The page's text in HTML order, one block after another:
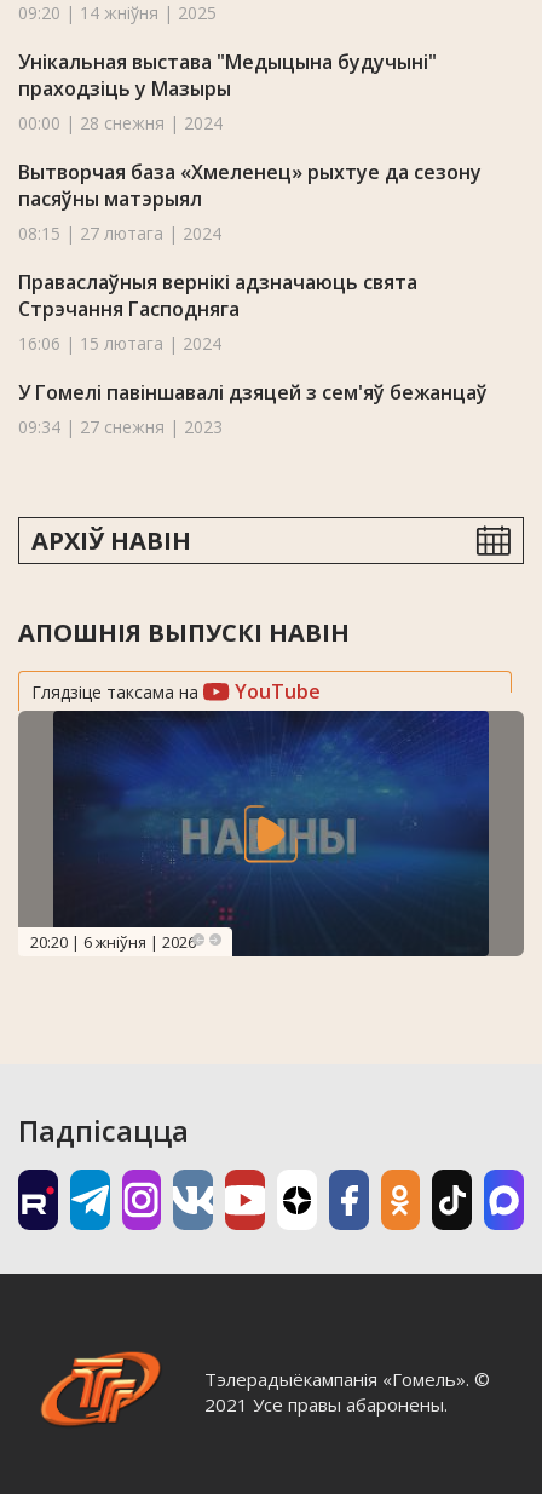
09:20 | 14 жніўня | 2025
Унікальная выстава "Медыцына будучыні"
праходзіць у Мазыры
00:00 | 28 снежня | 2024
Вытворчая база «Хмеленец» рыхтуе да сезону
пасяўны матэрыял
08:15 | 27 лютага | 2024
Праваслаўныя вернікі адзначаюць свята
Стрэчання Гасподняга
16:06 | 15 лютага | 2024
У Гомелі павіншавалі дзяцей з сем'яў бежанцаў
09:34 | 27 снежня | 2023
АРХІЎ НАВІН
АПОШНІЯ ВЫПУСКІ НАВІН
Глядзіце таксама на YouTube
20:20 | 6 жніўня | 2026
Падпісацца
Тэлерадыёкампанія «Гомель». ©
2021 Усе правы абаронены.